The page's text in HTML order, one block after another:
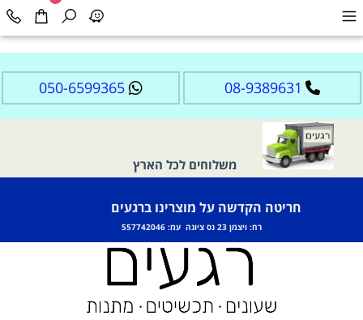
08-9389631
050-6599365
משלוחים לכל הארץ
חריטה הקדשה על מוצרינו ברגעים
רח: ויצמן 23 נס ציונה עמ: 557742046